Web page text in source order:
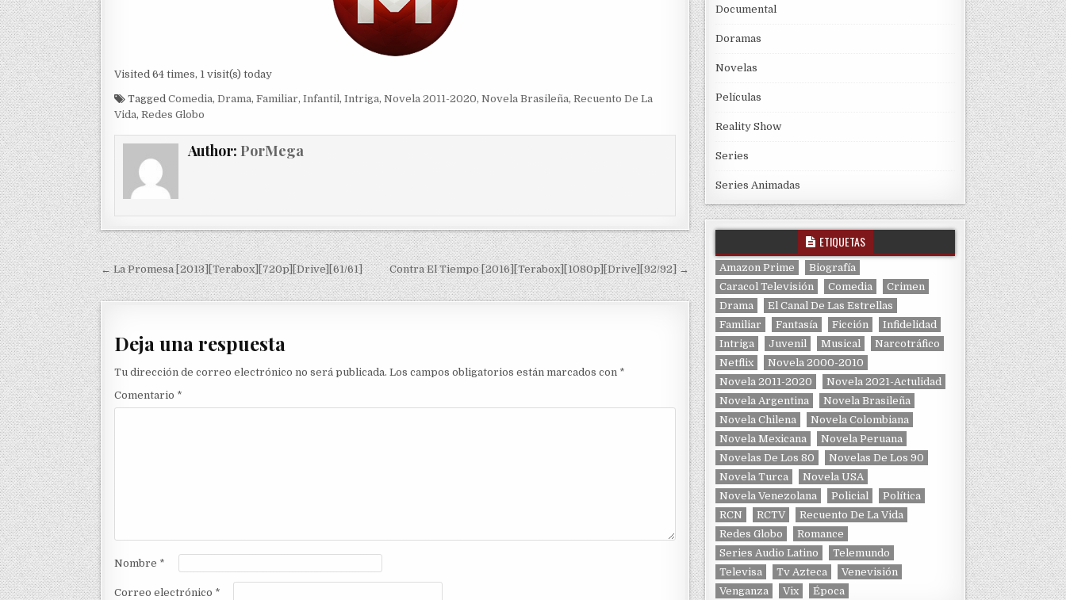
Visited 64 times, 1 visit(s) today
Tagged Comedia, Drama, Familiar, Infantil, Intriga, Novela 2011-2020, Novela Brasileña, Recuento De La
Vida, Redes Globo
Author: PorMega
Navegación de entradas
← La Promesa [2013][Terabox][720p][Drive][61/61] Contra El Tiempo [2016][Terabox][1080p][Drive][92/92] →
Deja una respuesta
Tu dirección de correo electrónico no será publicada. Los campos obligatorios están marcados con *
Comentario *
Nombre *
Correo electrónico *
Documental
Doramas
Novelas
Películas
Reality Show
Series
Series Animadas
ETIQUETAS
Amazon Prime
Biografía
Caracol Televisión
Comedia
Crimen
Drama
El Canal De Las Estrellas
Familiar
Fantasía Ficción
Infidelidad
Intriga
Juvenil Musical
Narcotráfico
Netflix
Novela 2000-2010
Novela 2011-2020
Novela 2021-Actulidad
Novela Argentina
Novela Brasileña
Novela Chilena
Novela Colombiana
Novela Mexicana
Novela Peruana
Novelas De Los 80
Novelas De Los 90
Novela Turca
Novela USA
Novela Venezolana
Policial
Política
RCN
RCTV
Recuento De La Vida
Redes Globo
Romance
Series Audio Latino
Telemundo
Televisa
Tv Azteca
Venevisión
Venganza
Vix Época